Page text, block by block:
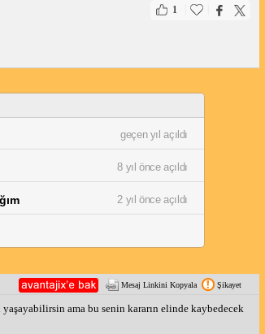
1
geçen yıl açıldı
8 yıl önce açıldı
2 yıl önce açıldı
Mesaj Linkini Kopyala Şikayet
ama bu senin kararın elinde kaybedecek